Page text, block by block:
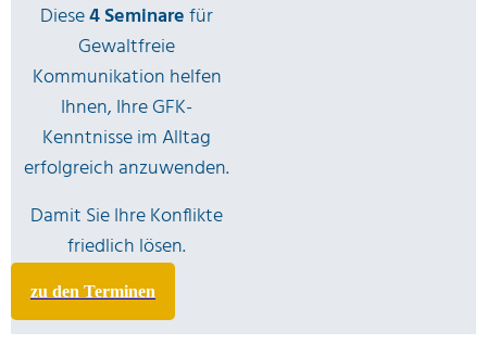
Diese4 Seminarefür
Gewaltfreie
Kommunikation helfen
Ihnen, Ihre GFK-
Kenntnisse im Alltag
erfolgreich anzuwenden.
Damit Sie Ihre Konflikte
friedlich lösen.
zu den Terminen